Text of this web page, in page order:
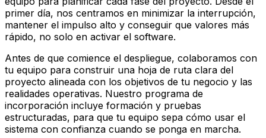
primer día, nos centramos en minimizar la interrupción,
mantener el impulso alto y conseguir que valores más
rápido, no solo en activar el software.
Antes de que comience el despliegue, colaboramos con
tu equipo para construir una hoja de ruta clara del
proyecto alineada con los objetivos de tu negocio y las
realidades operativas. Nuestro programa de
incorporación incluye formación y pruebas
estructuradas, para que tu equipo sepa cómo usar el
sistema con confianza cuando se ponga en marcha.